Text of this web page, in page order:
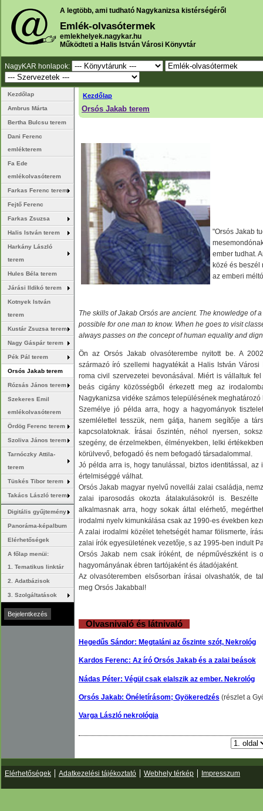
A legtöbb, ami tudható Nagykanizsa kistérségéről
Emlék-olvasótermek
emlekhelyek.nagykar.hu
Működteti a Halis István Városi Könyvtár
NagyKAR honlapok:
Kezdőlap
Orsós Jakab terem
"Orsós Jakab
ember tudhat.
közé és
az emberi
The skills of Jakab Orsós are ancient. The knowledge of
possible for one man to know. When he goes to visit
always passes on the concept of human equality and
Ön az Orsós Jakab olvasóterembe nyitott be. A
származó író szellemi hagyatékát a Halis István
roma civil szervezetei bevonásával. Miért is vállaltuk
beás cigány közösségből érkezett meg az
Nagykanizsa vidéke számos településének
Személye jó példa arra, hogy a hagyományok
szemlélettel tesszük, nem gátja, hanem segítője a
kapcsolatoknak. Írásai őszintén, néhol nyersen,
szegény, de érzelmekben, élményekben, lelki
körülvevő, befogadó és nem befogadó társadalommal.
Jó példa arra is, hogy tanulással, biztos identitással,
értelmiséggé válhat.
Orsós Jakab magyar nyelvű novellái zalai családja,
zalai iparosodás okozta átalakulásokról is.
alkalmasnak arra, hogy sokak által elérhető,
irodalmi nyelv kimunkálása csak az 1990-es években
A zalai irodalmi közélet tehetségét hamar fölismerte,
zalai írók egyesületének vezetője, s az 1995-ben indult
Orsós Jakab nem csak íróként, de népművészként is
hagyományának ébren tartójaként és átadójaként.
Az olvasóteremben elsősorban írásai olvashatók, de
meg Orsós Jakabbal!
Olvasnivaló és látnivaló
Hegedűs Sándor: Megtaláni az őszinte szót, Nekrológ
Kardos Ferenc: Az író Orsós Jakab és a zalai beások
Nádas Péter: Végül csak elalszik az ember. Nekrológ
Orsós Jakab: Önéletírásom; Gyökeredzés (részlet a
Varga László nekrológja
Kezdőlap
Ambrus Márta
Bertha Bulcsu terem
Dani Ferenc
emlékterem
Fa Ede
emlékolvasóterem
Farkas Ferenc terem
Fejtő Ferenc
Farkas Zsuzsa
Halis István terem
Harkány László
terem
Hules Béla terem
Járási Ildikó terem
Kotnyek István
terem
Kustár Zsuzsa terem
Nagy Gáspár terem
Pék Pál terem
Orsós Jakab terem
Rózsás János terem
Szekeres Emil
emlékolvasóterem
Ördög Ferenc terem
Szoliva János terem
Tarnóczky Attila-
terem
Tüskés Tibor terem
Takács László terem
Digitális gyűjtemény
Panoráma-képalbum
Elérhetőségek
A főlap menüi:
1. Tematikus linktár
2. Adatbázisok
3. Szolgáltatások
Elérhetőségek Adatkezelési tájékoztató Webhely térkép Impresszum